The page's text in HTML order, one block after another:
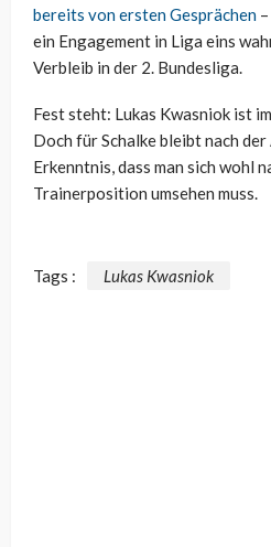
bereits von ersten Gesprächen
ein Engagement in Liga eins
Verbleib in der 2. Bundesliga.
Fest steht: Lukas Kwasniok ist
Doch für Schalke bleibt nach
Erkenntnis, dass man sich wohl
Trainerposition umsehen muss.
Tags : Lukas Kwasniok